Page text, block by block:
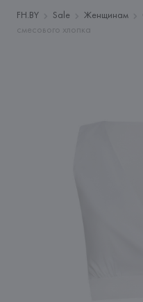
FH.BY Sale Женщинам
смесового хлопка